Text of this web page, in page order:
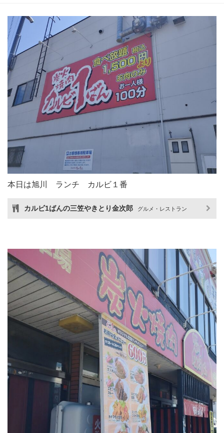
本日は旭川 ランチ カルビ１番
カルビ1ばんの三笠やきとり金次郎 グルメ・レストラン